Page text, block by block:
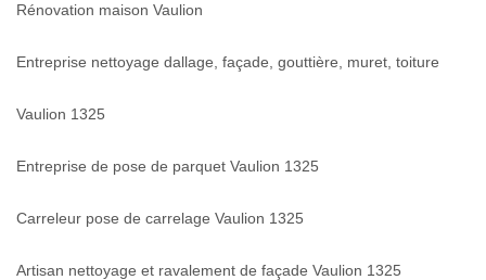
Rénovation maison Vaulion
Entreprise nettoyage dallage, façade, gouttière, muret, toiture
Vaulion 1325
Entreprise de pose de parquet Vaulion 1325
Carreleur pose de carrelage Vaulion 1325
Artisan nettoyage et ravalement de façade Vaulion 1325